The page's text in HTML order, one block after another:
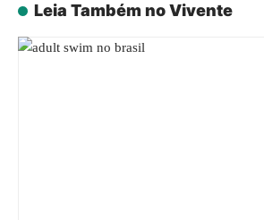
Leia Também no Vivente